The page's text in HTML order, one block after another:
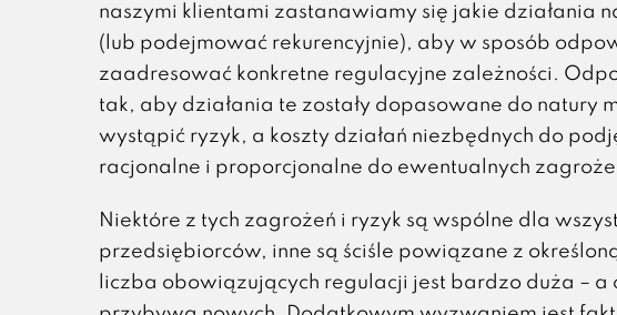
naszymi klientami zastanawiamy się jakie działania
(lub podejmować rekurencyjnie), aby w sposób
zaadresować konkretne regulacyjne zależności.
tak, aby działania te zostały dopasowane do natury
wystąpić ryzyk, a koszty działań niezbędnych do
racjonalne i proporcjonalne do ewentualnych
Niektóre z tych zagrożeń i ryzyk są wspólne dla
przedsiębiorców, inne są ściśle powiązane z
liczba obowiązujących regulacji jest bardzo duża – a